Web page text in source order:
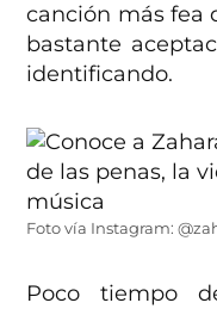
canción más fea
bastante
identificando.
Foto vía Instagram:
Poco tiempo